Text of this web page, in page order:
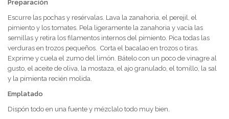
Preparación
Escurre las pochas y resérvalas. Lava la zanahoria, el perejil, el
pimiento y los tomates. Pela ligeramente la zanahoria y vacía las
semillas y retira los filamentos internos del pimiento. Pica todas las
verduras en trozos pequeños. Corta el bacalao en trozos o tiras.
Exprime y cuela el zumo del limón. Bátelo con un poco de vinagre al
gusto, el aceite de oliva, la mostaza, el ajo granulado, el tomillo, la sal
y la pimienta recién molida.
Emplatado
Dispón todo en una fuente y mézclalo todo muy bien.